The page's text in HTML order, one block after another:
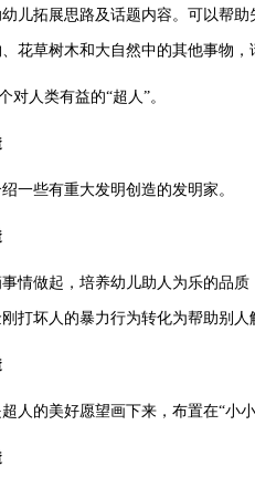
拓展思路及话题内容。可以帮助
花草树木和大自然中的其他事物，
人类有益的“超人”。
些有重大发明创造的发明家。
做起，培养幼儿助人为乐的品质
打坏人的暴力行为转化为帮助别
的美好愿望画下来，布置在“小小